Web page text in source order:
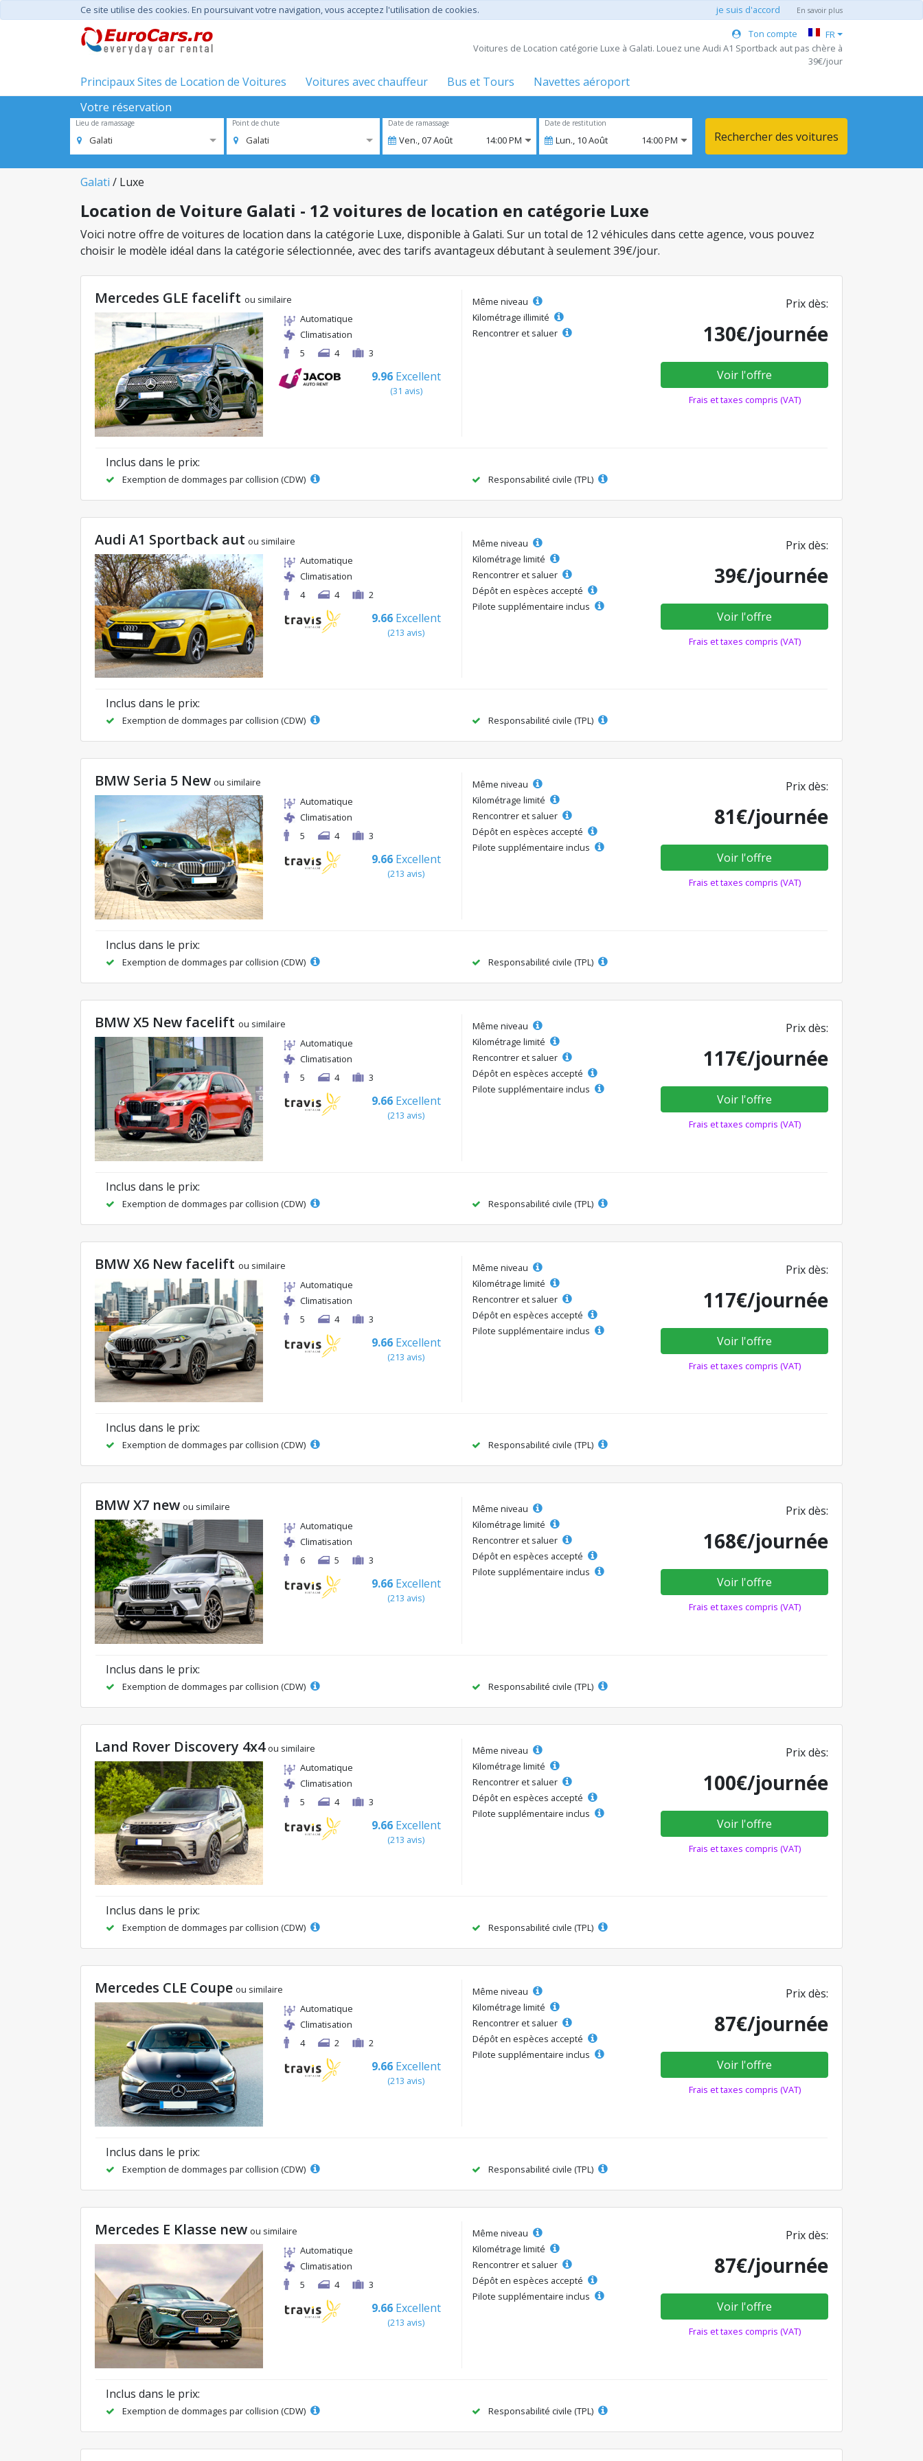
Ce site utilise des cookies. En poursuivant votre navigation, vous acceptez l'utilisation de cookies. je suis d'accord En savoir plus
Ton compte
FR
Voitures de Location catégorie Luxe à Galati. Louez une Audi A1 Sportback aut pas chère à
39€/jour
Principaux Sites de Location de Voitures Voitures avec chauffeur Bus et Tours
Navettes aéroport
Votre réservation
Lieu de ramassage
Galati
Point de chute
Galati
Date de ramassage
Ven.,07Août 14:00 PM
Date de restitution
Lun., 10Août 14:00 PM Rechercher des voitures
Galati / Luxe
Location de Voiture Galati - 12 voitures de location en catégorie Luxe
Voici notre offre de voitures de location dans la catégorie Luxe, disponible à Galati. Sur un total de 12 véhicules dans cette agence, vous pouvez
choisir le modèle idéal dans la catégorie sélectionnée, avec des tarifs avantageux débutant à seulement 39€/jour.
Mercedes GLE facelift ou similaire
Automatique
Climatisation
5
4 3
9.96 Excellent
(31 avis)
Même niveau
Kilométrage illimité
Rencontrer et saluer
Prix dès:
130€/journée
Voir l'offre
Frais et taxes compris (VAT)
Inclus dans le prix:
Exemption de dommages par collision (CDW) Responsabilité civile (TPL)
Audi A1 Sportback aut ou similaire
Automatique
Climatisation
4
4 2
9.66 Excellent
(213 avis)
Même niveau
Kilométrage limité
Rencontrer et saluer
Dépôt en espèces accepté
Pilote supplémentaire inclus
Prix dès:
39€/journée
Voir l'offre
Frais et taxes compris (VAT)
Inclus dans le prix:
Exemption de dommages par collision (CDW) Responsabilité civile (TPL)
BMW Seria 5 New ou similaire
Automatique
Climatisation
5
4 3
9.66 Excellent
(213 avis)
Même niveau
Kilométrage limité
Rencontrer et saluer
Dépôt en espèces accepté
Pilote supplémentaire inclus
Prix dès:
81€/journée
Voir l'offre
Frais et taxes compris (VAT)
Inclus dans le prix:
Exemption de dommages par collision (CDW) Responsabilité civile (TPL)
BMW X5 New facelift ou similaire
Automatique
Climatisation
5
4 3
9.66 Excellent
(213 avis)
Même niveau
Kilométrage limité
Rencontrer et saluer
Dépôt en espèces accepté
Pilote supplémentaire inclus
Prix dès:
117€/journée
Voir l'offre
Frais et taxes compris (VAT)
Inclus dans le prix:
Exemption de dommages par collision (CDW) Responsabilité civile (TPL)
BMW X6 New facelift ou similaire
Automatique
Climatisation
5
4 3
9.66 Excellent
(213 avis)
Même niveau
Kilométrage limité
Rencontrer et saluer
Dépôt en espèces accepté
Pilote supplémentaire inclus
Prix dès:
117€/journée
Voir l'offre
Frais et taxes compris (VAT)
Inclus dans le prix:
Exemption de dommages par collision (CDW) Responsabilité civile (TPL)
BMW X7 new ou similaire
Automatique
Climatisation
6
5 3
9.66 Excellent
(213 avis)
Même niveau
Kilométrage limité
Rencontrer et saluer
Dépôt en espèces accepté
Pilote supplémentaire inclus
Prix dès:
168€/journée
Voir l'offre
Frais et taxes compris (VAT)
Inclus dans le prix:
Exemption de dommages par collision (CDW) Responsabilité civile (TPL)
Land Rover Discovery 4x4 ou similaire
Automatique
Climatisation
5
4 3
9.66 Excellent
(213 avis)
Même niveau
Kilométrage limité
Rencontrer et saluer
Dépôt en espèces accepté
Pilote supplémentaire inclus
Prix dès:
100€/journée
Voir l'offre
Frais et taxes compris (VAT)
Inclus dans le prix:
Exemption de dommages par collision (CDW) Responsabilité civile (TPL)
Mercedes CLE Coupe ou similaire
Automatique
Climatisation
4
2 2
9.66 Excellent
(213 avis)
Même niveau
Kilométrage limité
Rencontrer et saluer
Dépôt en espèces accepté
Pilote supplémentaire inclus
Prix dès:
87€/journée
Voir l'offre
Frais et taxes compris (VAT)
Inclus dans le prix:
Exemption de dommages par collision (CDW) Responsabilité civile (TPL)
Mercedes E Klasse new ou similaire
Automatique
Climatisation
5
4 3
9.66 Excellent
(213 avis)
Même niveau
Kilométrage limité
Rencontrer et saluer
Dépôt en espèces accepté
Pilote supplémentaire inclus
Prix dès:
87€/journée
Voir l'offre
Frais et taxes compris (VAT)
Inclus dans le prix:
Exemption de dommages par collision (CDW) Responsabilité civile (TPL)